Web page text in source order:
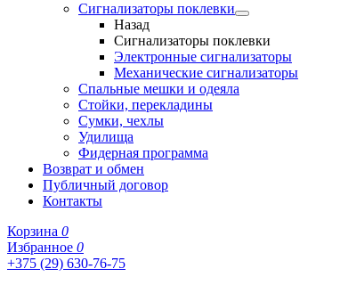
Сигнализаторы поклевки
Назад
Сигнализаторы поклевки
Электронные сигнализаторы
Механические сигнализаторы
Спальные мешки и одеяла
Стойки, перекладины
Сумки, чехлы
Удилища
Фидерная программа
Возврат и обмен
Публичный договор
Контакты
Корзина 0
Избранное 0
+375 (29) 630-76-75